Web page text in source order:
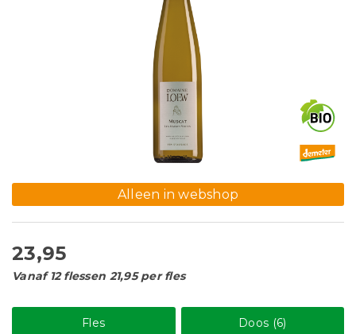
Alleen in webshop
23,95
Vanaf 12 flessen 21,95 per fles
Fles Doos (6)